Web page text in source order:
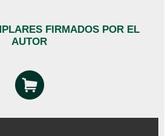
FIRMADOS POR EL
AUTOR